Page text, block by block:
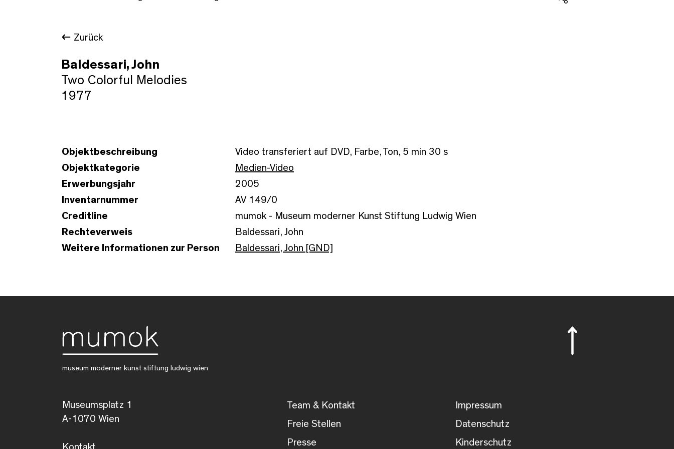
Zurück
Baldessari, John
Two Colorful Melodies
1977
Objektbeschreibung
Video transferiert auf DVD, Farbe, Ton, 5 min 30 s
Objektkategorie
Medien-Video
Erwerbungsjahr
2005
Inventarnummer
AV 149/0
Creditline
mumok - Museum moderner Kunst Stiftung Ludwig Wien
Rechteverweis
Baldessari, John
Weitere Informationen zur Person
Baldessari, John [GND]
museum moderner kunst stiftung ludwig wien
Museumsplatz 1
A-1070 Wien
Kontakt
Team & Kontakt
Freie Stellen
Presse
Impressum
Datenschutz
Kinderschutz